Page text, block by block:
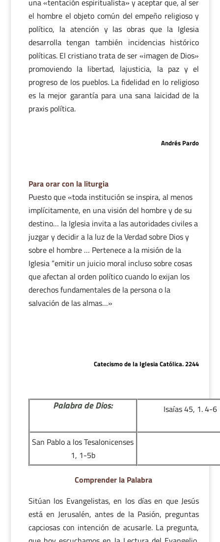
una «tentación espiritualista» y aceptar que, al ser
el hombre el objeto común del empeño religioso y
político, la atención y las obras que la Iglesia
desarrolla tengan también incidencias histórico
políticas. El cristiano trata de ser «imagen de Dios»
promoviendo la libertad, lajusticia, la paz y el
progreso de los pueblos. La fidelidad en lo religioso
es la mejor garantía para una sana laicidad de la
praxis política.
Andrés Pardo
Para orar con la liturgia
Puesto que «toda institución se inspira, al menos
implícitamente, en una visión del hombre y de su
destino… la Iglesia invita a las autoridades civiles a
juzgar y decidir a la luz de la Verdad sobre Dios y
sobre el hombre … Pertenece a la misión de la
Iglesia “emitir un juicio moral incluso sobre cosas
que afectan al orden político cuando lo exijan los
derechos fundamentales de la persona o la
salvación de las almas…»
Catecismo de la Iglesia Católica. 2244
Palabra de Dios: Isaías 45, 1. 4-6
San Pablo a los Tesalonicenses
1, 1-5b
Comprender la Palabra
Sitúan los Evangelistas, en los días en que Jesús
está en Jerusalén, antes de la Pasión, preguntas
capciosas con intención de acusarle. La pregunta,